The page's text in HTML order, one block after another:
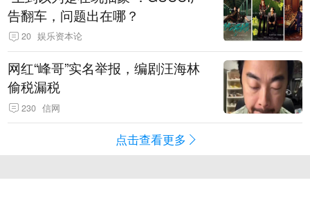
告翻车，问题出在哪？
20 娱乐资本论
网红“峰哥”实名举报，编剧汪海林
偷税漏税
230 信网
点击查看更多